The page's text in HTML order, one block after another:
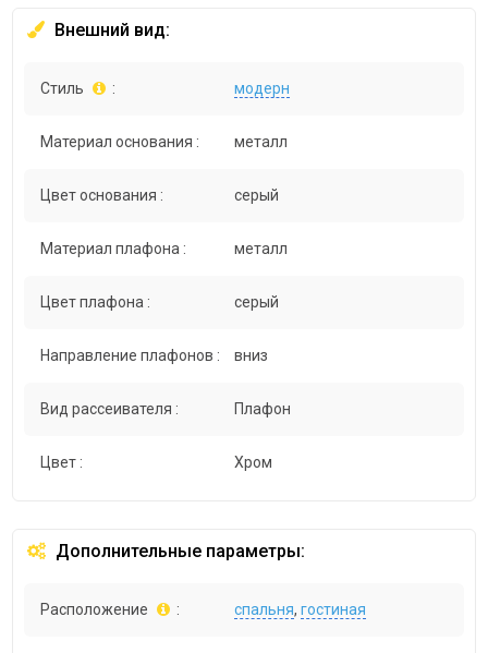
Внешний вид:
Стиль : модерн
Материал основания : металл
Цвет основания : серый
Материал плафона : металл
Цвет плафона : серый
Направление плафонов : вниз
Вид рассеивателя : Плафон
Цвет : Хром
Дополнительные параметры:
Расположение : спальня,гостиная